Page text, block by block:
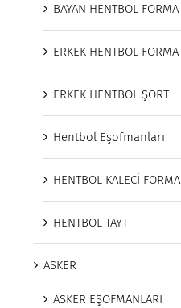
BAYAN HENTBOL FORMA
ERKEK HENTBOL FORMA
ERKEK HENTBOL ŞORT
Hentbol Eşofmanları
HENTBOL KALECİ FORMA
HENTBOL TAYT
ASKER
ASKER EŞOFMANLARI